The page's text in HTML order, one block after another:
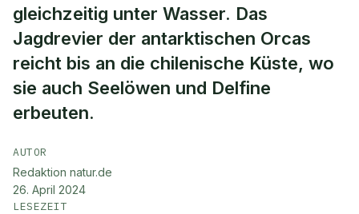
gleichzeitig unter Wasser. Das
Jagdrevier der antarktischen Orcas
reicht bis an die chilenische Küste, wo
sie auch Seelöwen und Delfine
erbeuten.
AUTOR
Redaktion natur.de
26. April 2024
LESEZEIT